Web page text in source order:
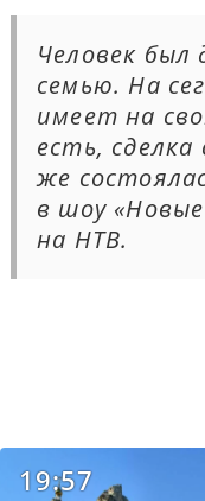
Человек был
семью. На
имеет на
есть, сделка
же
в шоу «Новые
на НТВ.
19:57